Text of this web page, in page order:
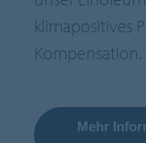
klimapositives
Kompensation.
Mehr